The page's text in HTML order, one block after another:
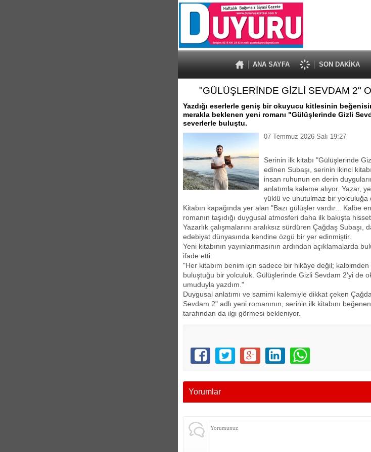
ANA SAYFA SON DAKİKA
"GÜLÜŞLERİNDE GİZLİ SEVDAM 2"
Yazdığı eserlerle geniş bir okuyucu kitlesinin
merakla beklenen yeni romanı "Gülüşlerinde Gizli
severlerle buluştu.
07 Temmuz 2026 Salı 19:27
Serinin ilk kitabı "Gülüşlerinde
edinen Subaşı, serinin ikinci
insan ruhunun en derin
anlatımla kaleme alıyor. Yazar,
yüklü ve unutulmaz bir yolculuğa
Kitabın kapağında yer alan "Bazı gülüşler vardır... Kalbe
romanın taşıdığı duygusal atmosferi daha ilk bakışta
Yazarlık çalışmalarını aralıksız sürdüren Çağdaş
edebiyat dünyasında kendine özgü bir yer edinmiştir.
Yeni kitabının yayınlanmasının ardından açıklamalarda
ifade etti:
"Her kitabım benim için sadece bir hikâye değil;
buluştuğu bir yolculuk. Gülüşlerinde Gizli Sevdam 2'yi de
umuduyla yazdım."
Duygusal anlatımı ve samimi kalemiyle dikkat çeken
Sevdam 2" adlı yeni romanının, serinin ilk kitabını
tarafından da ilgi görmesi bekleniyor.
Yorumlar